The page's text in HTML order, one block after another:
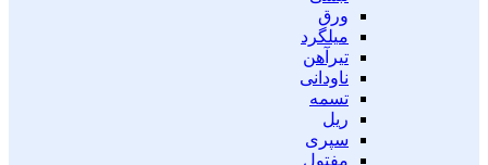
ورق
میلگرد
تیرآهن
ناودانی
تسمه
ریل
سپری
مفتول